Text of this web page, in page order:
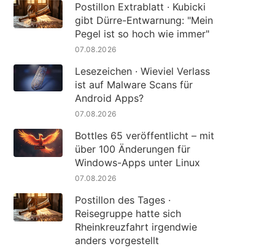
Postillon Extrablatt · Kubicki
gibt Dürre-Entwarnung: "Mein
Pegel ist so hoch wie immer"
07.08.2026
Lesezeichen · Wieviel Verlass
ist auf Malware Scans für
Android Apps?
07.08.2026
Bottles 65 veröffentlicht – mit
über 100 Änderungen für
Windows-Apps unter Linux
07.08.2026
Postillon des Tages ·
Reisegruppe hatte sich
Rheinkreuzfahrt irgendwie
anders vorgestellt